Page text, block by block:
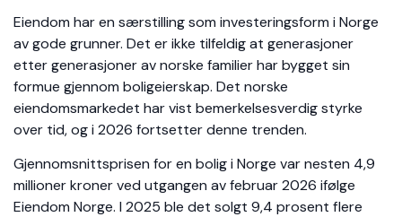
Eiendom har en særstilling som investeringsform i Norge
av gode grunner. Det er ikke tilfeldig at generasjoner
etter generasjoner av norske familier har bygget sin
formue gjennom boligeierskap. Det norske
eiendomsmarkedet har vist bemerkelsesverdig styrke
over tid, og i 2026 fortsetter denne trenden.
Gjennomsnittsprisen for en bolig i Norge var nesten 4,9
millioner kroner ved utgangen av februar 2026 ifølge
Eiendom Norge. I 2025 ble det solgt 9,4 prosent flere